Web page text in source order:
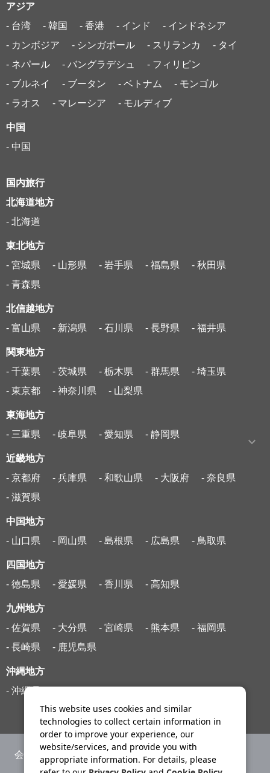
アジア
- 台湾
- 韓国 - 香港 - インド
- インドネシア
- カンボジア
- シンガポール - スリランカ
- タイ
- ネパール
- バングラデシュ
- フィリピン
- ブルネイ
- ブータン - ベトナム
- モンゴル
- ラオス
- マレーシア - モルディブ
中国
- 中国
国内旅行
北海道地方
- 北海道
東北地方
- 宮城県
- 山形県 - 岩手県 - 福島県
- 秋田県
- 青森県
北信越地方
- 富山県
- 新潟県 - 石川県 - 長野県 - 福井県
関東地方
- 千葉県
- 茨城県 - 栃木県 - 群馬県
- 埼玉県
- 東京都
- 神奈川県 - 山梨県
東海地方
- 三重県
- 岐阜県 - 愛知県 - 静岡県
近畿地方
- 京都府
- 兵庫県 - 和歌山県 - 大阪府
- 奈良県
- 滋賀県
中国地方
- 山口県
- 岡山県 - 島根県 - 広島県 - 鳥取県
四国地方
- 徳島県
- 愛媛県 - 香川県 - 高知県
九州地方
- 佐賀県
- 大分県 - 宮崎県 - 熊本県
- 福岡県
- 長崎県
- 鹿児島県
沖縄地方
- 沖縄県
会社案内 ニュースリリース
This website uses cookies and similar
technologies to collect certain information in
order to improve your experience, our
website/services, and provide you with
appropriate information. For details, please